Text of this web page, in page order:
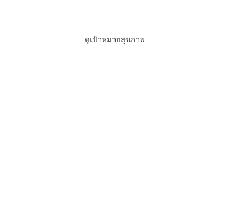
ดูเป้าหมายสุขภาพ